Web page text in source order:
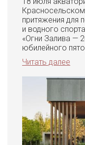
притяжения для
и водного
«Огни Залива —
юбилейного
Читать далее